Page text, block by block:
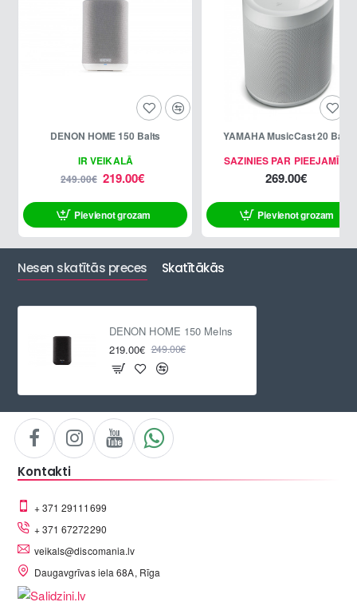
ATLAIDE
-12%
IR VEIKALĀ
DENON HOME 150 Balts
219.00€
249.00€
Pievienot grozam
SAZINIES PAR PIEEJAMĪBU
YAMAHA MusicCast 20 Balts
269.00€
Pievienot grozam
Nesen skatītās preces Skatītākās
DENON HOME 150 Melns
219.00€ 249.00€
Kontakti
+ 371 29111699
+ 371 67272290
veikals@discomania.lv
Daugavgrīvas iela 68A, Rīga